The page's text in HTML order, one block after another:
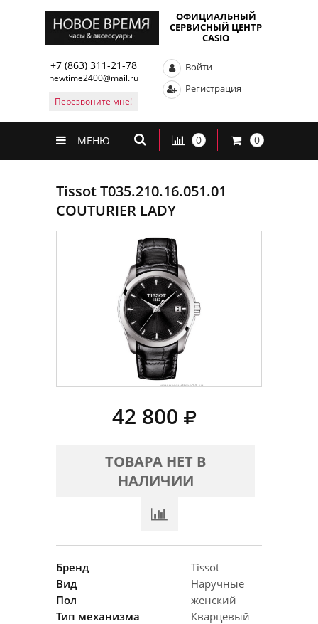
ОФИЦИАЛЬНЫЙ
СЕРВИСНЫЙ ЦЕНТР
CASIO
+7 (863) 311-21-78
newtime2400@mail.ru
Перезвоните мне!
Войти
Регистрация
МЕНЮ 0 0
Tissot T035.210.16.051.01
COUTURIER LADY
42 800
ТОВАРА НЕТ В
НАЛИЧИИ
Бренд
Tissot
Вид
Наручные
Пол
женский
Тип механизма
Кварцевый